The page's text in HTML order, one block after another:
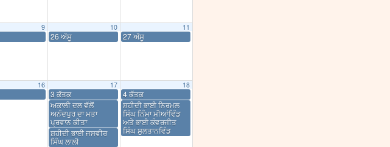
9 10
26 ਅੱਸੂ
11
27 ਅੱਸੂ
16 17
3 ਕੱਤਕ
ਅਕਾਲੀ ਦਲ ਵੱਲੋਂ
ਅਨੰਦਪੁਰ ਦਾ ਮਤਾ
ਪ੍ਰਵਾਨ ਕੀਤਾ
ਸ਼ਹੀਦੀ ਭਾਈ ਜਸਵੀਰ
ਸਿੰਘ ਲਾਲੀ
18
4 ਕੱਤਕ
ਸ਼ਹੀਦੀ ਭਾਈ ਨਿਰਮਲ
ਸਿੰਘ ਨਿੰਮਾ ਮੀਆਂਵਿੰਡ
ਅਤੇ ਭਾਈ ਕੰਵਰਜੀਤ
ਸਿੰਘ ਸੁਲਤਾਨਵਿੰਡ